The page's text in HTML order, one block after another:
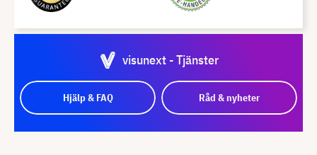
visunext - Tjänster
Hjälp & FAQ Råd & nyheter